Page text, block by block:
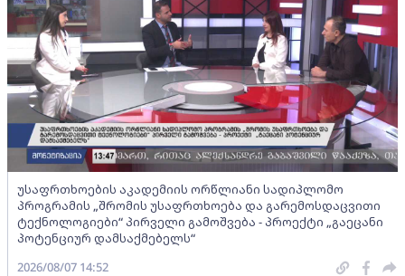
უსაფრთხოების აკადემიის ორწლიანი სადიპლომო
პროგრამის „შრომის უსაფრთხოება და გარემოსდაცვითი
ტექნოლოგიები“ პირველი გამოშვება - პროექტი „გაეცანი
პოტენციურ დამსაქმებელს“
2026/08/07 14:52